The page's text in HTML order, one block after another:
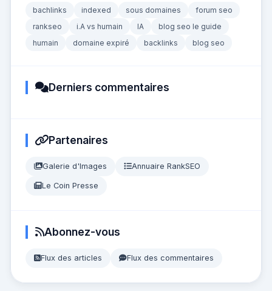
bachlinks indexed sous domaines
forum seo
rankseo
i.A vs humain IA
blog seo le guide
humain
domaine expiré backlinks blog seo
Derniers commentaires
Partenaires
Galerie d'Images Annuaire RankSEO
Le Coin Presse
Abonnez-vous
Flux des articles Flux des commentaires